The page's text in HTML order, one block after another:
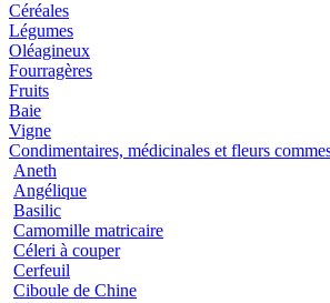
Céréales
Légumes
Oléagineux
Fourragères
Fruits
Baie
Vigne
Condimentaires, médicinales et fleurs
Aneth
Angélique
Basilic
Camomille matricaire
Céleri à couper
Cerfeuil
Ciboule de Chine